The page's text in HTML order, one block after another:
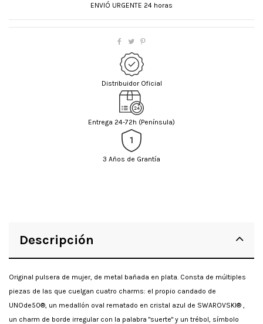
ENVIÓ URGENTE 24 horas
Distribuidor Oficial
Entrega 24-72h (Península)
3 Años de Grantía
Descripción
Original pulsera de mujer, de metal bañada en plata. Consta de múltiples
piezas de las que cuelgan cuatro charms: el propio candado de
UNOde50®, un medallón oval rematado en cristal azul de SWAROVSKI® ,
un charm de borde irregular con la palabra "suerte" y un trébol, símbolo